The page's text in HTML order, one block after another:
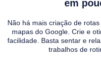
em
Não há mais criação de
mapas do Google. Crie e
facilidade. Basta sentar e
trabalhos de